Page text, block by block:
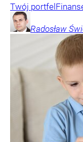
Twój portfel
Radosław